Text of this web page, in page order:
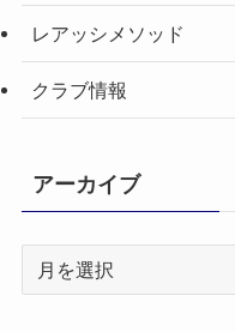
レアッシメソッド
クラブ情報
アーカイブ